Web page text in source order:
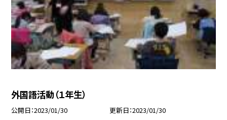
外国語活動（１年生）
公開日 2023/01/30 更新日 2023/01/30